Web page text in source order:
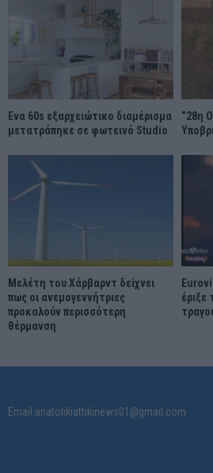
Ένα 60s εξαρχειώτικο διαμέρισμα
μετατράπηκε σε φωτεινό Studio
“28η
Μελέτη του Χάρβαρντ δείχνει
πως οι ανεμογεννήτριες
προκαλούν περισσότερη
θέρμανση
έριξε
Email:anatolikiattikinews01@gmail.com